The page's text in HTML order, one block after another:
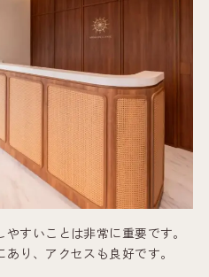
すいことは非常に重要です。
り、アクセスも良好です。